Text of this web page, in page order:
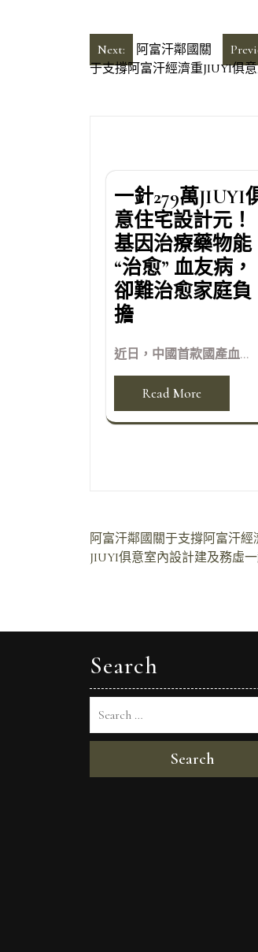
文
章
Next:
阿富汗鄰國關
于支撐阿富汗經濟重JIUYI俱
一針279萬JIUYI
意住宅設計元！
基因治療藥物能
“治愈” 血友病，
卻難治愈家庭負
擔
近日，中國首款國產血...
Read More
文
章
覽
阿富汗鄰國關于支撐阿富汗經
JIUYI俱意室內設計建及務虛
Search
Search